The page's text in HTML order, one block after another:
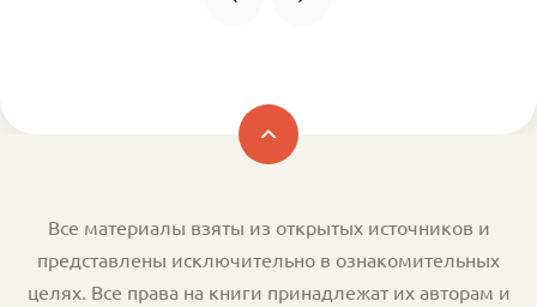
Все материалы взяты из открытых источников и
представлены исключительно в ознакомительных
целях. Все права на книги принадлежат их авторам и